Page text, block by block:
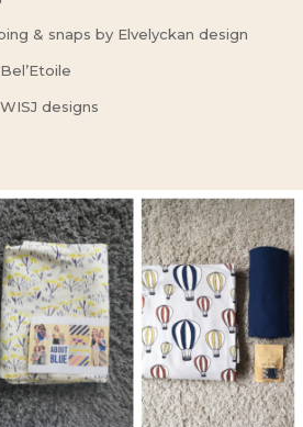
& snaps by Elvelyckan design
designs